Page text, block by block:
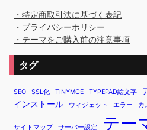
・特定商取引法に基づく表記
・プライバシーポリシー
・テーマをご購入前の注意事項
タグ
SEO SSL化 TINYMCE TYPEPAD絵文字
インストール
ウィジェット エラー カ
サイトマップ サーバー設定 テー